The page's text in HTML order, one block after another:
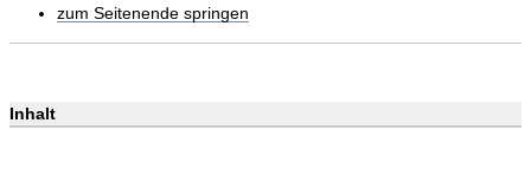
zum Seitenende springen
Inhalt